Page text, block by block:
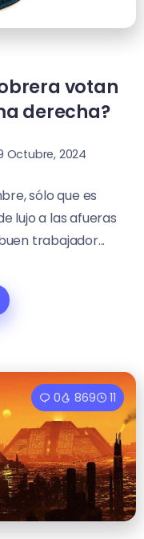
votan
derecha?
Octubre, 2024
sólo que es
lujo a las afueras
trabajador...
0 869 11